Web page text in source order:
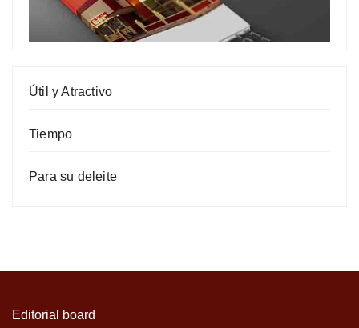
Útil y Atractivo
Tiempo
Para su deleite
Editorial board